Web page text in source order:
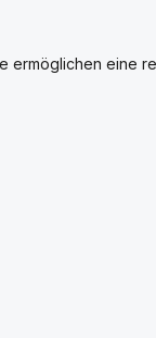
ermöglichen eine